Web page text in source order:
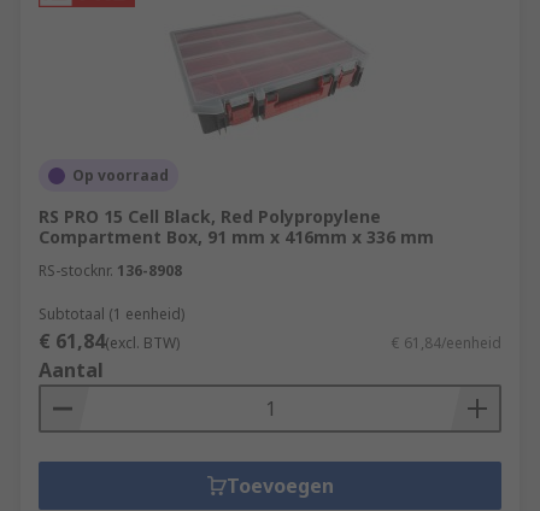
Op voorraad
RS PRO 15 Cell Black, Red Polypropylene
Compartment Box, 91 mm x 416mm x 336 mm
RS-stocknr. 136-8908
Subtotaal (1 eenheid)
€ 61,84(excl. BTW) € 61,84/eenheid
Aantal
Toevoegen